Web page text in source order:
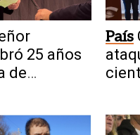
25 años
de
País